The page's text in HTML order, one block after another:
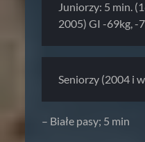
Juniorzy: 5 min.
2005) GI -69kg, -
Seniorzy (2004 i
– Białe pasy; 5 min